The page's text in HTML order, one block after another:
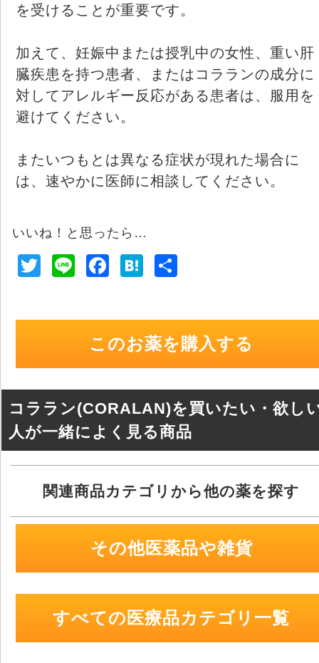
を受けることが重要です。
加えて、妊娠中または授乳中の女性、重い肝
臓疾患を持つ患者、またはコラランの成分に
対してアレルギー反応がある患者は、服用を
避けてください。
またいつもとは異なる症状が現れた場合に
は、速やかに医師に相談してください。
いいね！と思ったら…
T
Li
e
b
o
k
H
n
a
このお薬を購入する
コララン(CORALAN)を買いたい・欲し
人が一緒によく見る商品
関連商品カテゴリから他の薬を探す
その他医薬品や雑貨
すべての医療品カテゴリ一覧